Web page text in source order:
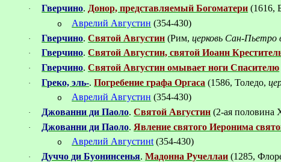
· Гверчино. Донор, представляемый Богоматери (1616,
o Аврелий Августин (354-430)
· Гверчино.Святой Августин (Рим, церковь Сан-Пьетро
· Гверчино.Святой Августин, святой Иоанн
· Гверчино.Святой Августин омывает ноги Спасителю
· Греко, эль-.Погребение графа Оргаса (1586, Толедо,
o Аврелий Августин (354-430)
· Джованни ди Паоло.Святой Августин (2-ая половина
· Джованни ди Паоло. Явление святого Иеронима
o Аврелий Августинt (354-430)
· Дуччо ди Буонинсенья.Мадонна Ручеллаи (1285,